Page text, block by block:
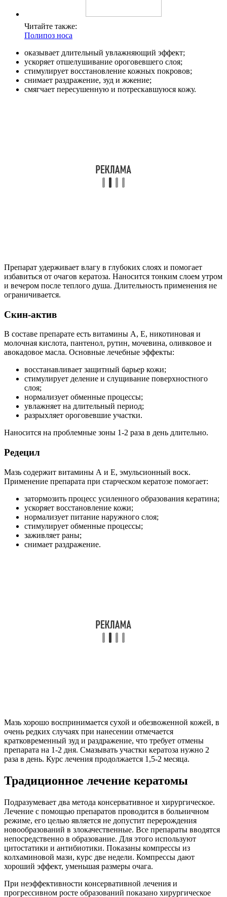
Читайте также:
Полипоз носа
оказывает длительный увлажняющий эффект;
ускоряет отшелушивание ороговевшего слоя;
стимулирует восстановление кожных покровов;
снимает раздражение, зуд и жжение;
смягчает пересушенную и потрескавшуюся кожу.
Препарат удерживает влагу в глубоких слоях и помогает
избавиться от очагов кератоза. Наносится тонким слоем утром
и вечером после теплого душа. Длительность применения не
ограничивается.
Скин-актив
В составе препарате есть витамины А, Е, никотиновая и
молочная кислота, пантенол, рутин, мочевина, оливковое и
авокадовое масла. Основные лечебные эффекты:
восстанавливает защитный барьер кожи;
стимулирует деление и слущивание поверхностного
слоя;
нормализует обменные процессы;
увлажняет на длительный период;
разрыхляет ороговевшие участки.
Наносится на проблемные зоны 1-2 раза в день длительно.
Редецил
Мазь содержит витамины А и Е, эмульсионный воск.
Применение препарата при старческом кератозе помогает:
затормозить процесс усиленного образования кератина;
ускоряет восстановление кожи;
нормализует питание наружного слоя;
стимулирует обменные процессы;
заживляет раны;
снимает раздражение.
Мазь хорошо воспринимается сухой и обезвоженной кожей, в
очень редких случаях при нанесении отмечается
кратковременный зуд и раздражение, что требует отмены
препарата на 1-2 дня. Смазывать участки кератоза нужно 2
раза в день. Курс лечения продолжается 1,5-2 месяца.
Традиционное лечение кератомы
Подразумевает два метода консервативное и хирургическое.
Лечение с помощью препаратов проводится в больничном
режиме, его целью является не допустит перерождения
новообразований в злокачественные. Все препараты вводятся
непосредственно в образование. Для этого используют
цитостатики и антибиотики. Показаны компрессы из
колхаминовой мази, курс две недели. Компрессы дают
хороший эффект, уменьшая размеры очага.
При неэффективности консервативной лечения и
прогрессивном росте образований показано хирургическое